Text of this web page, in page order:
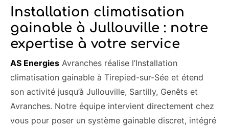
Installation climatisation
gainable à Jullouville : notre
expertise à votre service
AS Energies Avranches réalise l’Installation
climatisation gainable à Tirepied-sur-Sée et étend
son activité jusqu’à Jullouville, Sartilly, Genêts et
Avranches. Notre équipe intervient directement chez
vous pour poser un système gainable discret, intégré